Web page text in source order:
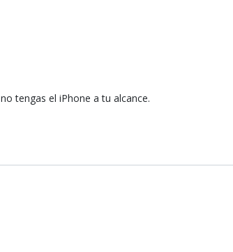
tengas el iPhone a tu alcance.